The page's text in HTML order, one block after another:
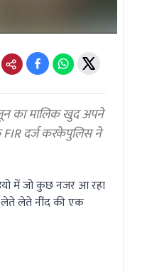
का मालिक खुद अपने
दर्ज करकेपुलिस ने
में जो कुछ नजर आ रहा
लेते लेते नींद की एक